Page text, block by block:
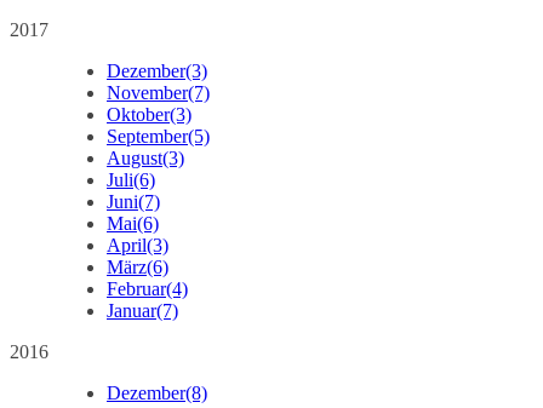
2017
Dezember(3)
November(7)
Oktober(3)
September(5)
August(3)
Juli(6)
Juni(7)
Mai(6)
April(3)
März(6)
Februar(4)
Januar(7)
2016
Dezember(8)